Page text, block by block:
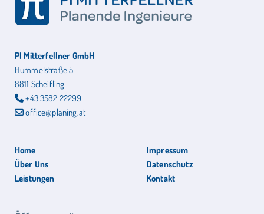
PI Mitterfellner GmbH
Hummelstraße 5
8811 Scheifling
 +43 3582 22299
 office@planing.at
Home
Über Uns
Leistungen
Impressum
Datenschutz
Kontakt